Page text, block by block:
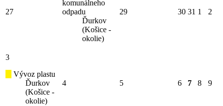
27
komunálneho
odpadu
Ďurkov
(Košice -
okolie)
29 30 31 1 2
3
Vývoz plastu
Ďurkov
(Košice -
okolie)
4 5 6 7 8 9